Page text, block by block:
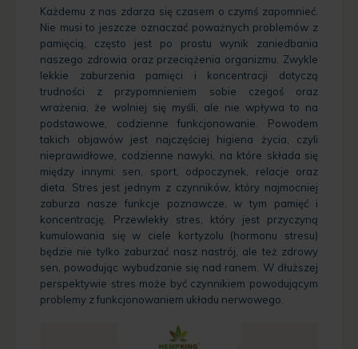
Każdemu z nas zdarza się czasem o czymś zapomnieć.
Nie musi to jeszcze oznaczać poważnych problemów z
pamięcią, często jest po prostu wynik zaniedbania
naszego zdrowia oraz przeciążenia organizmu. Zwykle
lekkie zaburzenia pamięci i koncentracji dotyczą
trudności z przypomnieniem sobie czegoś oraz
wrażenia, że wolniej się myśli, ale nie wpływa to na
podstawowe, codzienne funkcjonowanie. Powodem
takich objawów jest najczęściej higiena życia, czyli
nieprawidłowe, codzienne nawyki, na które składa się
między innymi: sen, sport, odpoczynek, relacje oraz
dieta. Stres jest jednym z czynników, który najmocniej
zaburza nasze funkcje poznawcze, w tym pamięć i
koncentrację. Przewlekły stres, który jest przyczyną
kumulowania się w ciele kortyzolu (hormonu stresu)
będzie nie tylko zaburzać nasz nastrój, ale też zdrowy
sen, powodując wybudzanie się nad ranem. W dłuższej
perspektywie stres może być czynnikiem powodującym
problemy z funkcjonowaniem układu nerwowego.